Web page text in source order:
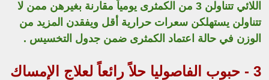
اللائي تتناولن 3 من الكمثرى يومياً مقارنة بغيرهن ممن لا
تتناولن يستهلكن سعرات حرارية أقل ويفقدن المزيد من
الوزن في حالة اعتماد الكمثرى ضمن جدول التخسيس .
3 - حبوب الفاصوليا حلاً رائعاً لعلاج الإمساك